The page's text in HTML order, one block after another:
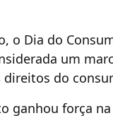
o Dia do
um
direitos do
ganhou força